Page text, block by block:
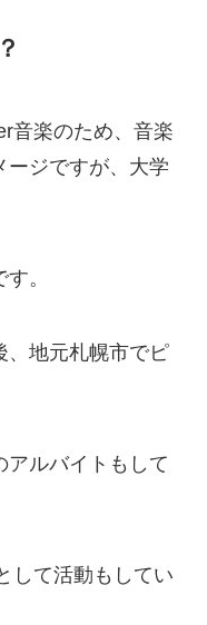
音楽のため、音楽
ージですが、大学
。
、地元札幌市でピ
アルバイトもして
して活動もしてい